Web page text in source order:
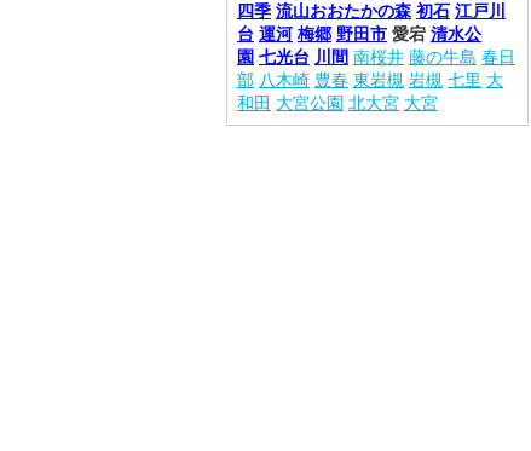
四季 流山おおたかの森 初石 江戸川
台 運河 梅郷 野田市 愛宕 清水公
園 七光台 川間 南桜井 藤の牛島 春日
部 八木崎 豊春 東岩槻 岩槻 七里 大
和田 大宮公園 北大宮 大宮